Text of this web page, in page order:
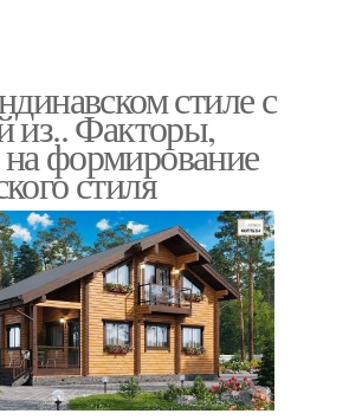
стиле с
из.. Факторы,
формирование
стиля